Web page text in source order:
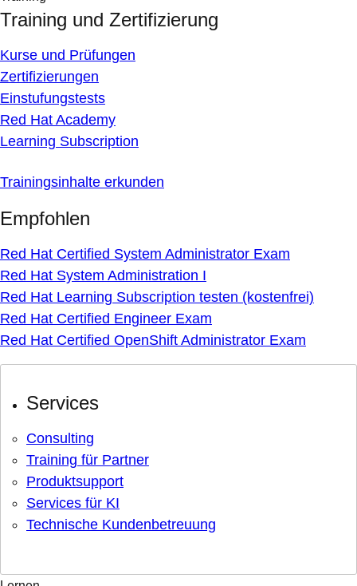
Training und Zertifizierung
Kurse und Prüfungen
Zertifizierungen
Einstufungstests
Red Hat Academy
Learning Subscription
Trainingsinhalte erkunden
Empfohlen
Red Hat Certified System Administrator Exam
Red Hat System Administration I
Red Hat Learning Subscription testen (kostenfrei)
Red Hat Certified Engineer Exam
Red Hat Certified OpenShift Administrator Exam
Services
Consulting
Training für Partner
Produktsupport
Services für KI
Technische Kundenbetreuung